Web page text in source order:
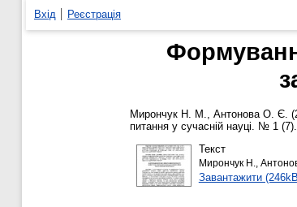
Вхід Реєстрація
Мирончук Н. М., Антонова О. Є.
питання у сучасній науці. № 1 (7).
Текст
Мирончук Н.,
Завантажити